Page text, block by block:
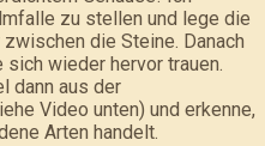
zu stellen und lege die
die Steine. Danach
wieder hervor trauen.
dann aus der
Video unten) und erkenne,
Arten handelt.